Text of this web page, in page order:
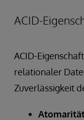
ACID-
ACID-
relationaler
Zuverlässigkeit